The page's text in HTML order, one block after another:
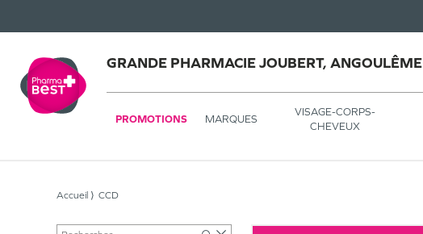
GRANDE PHARMACIE JOUBERT, ANGOULÊME
PROMOTIONS MARQUES
VISAGE-CORPS-
CHEVEUX
Accueil CCD